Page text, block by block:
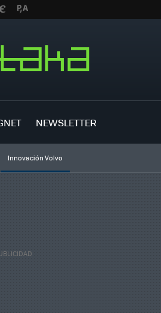
NEWSLETTER
Innovación Volvo